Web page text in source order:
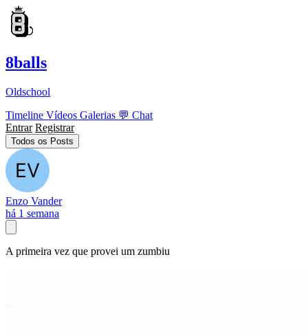
8balls
Oldschool
Timeline Vídeos Galerias 💬 Chat
Entrar Registrar
Todos os Posts
Enzo Vander
há 1 semana
A primeira vez que provei um zumbiu